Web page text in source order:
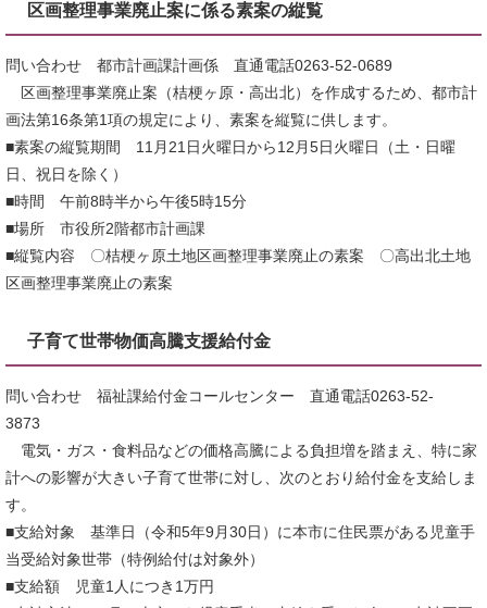
区画整理事業廃止案に係る素案の縦覧
問い合わせ 都市計画課計画係 直通電話0263-52-0689
区画整理事業廃止案（桔梗ヶ原・高出北）を作成するため、都市計
画法第16条第1項の規定により、素案を縦覧に供します。
■素案の縦覧期間 11月21日火曜日から12月5日火曜日（土・日曜
日、祝日を除く）
■時間 午前8時半から午後5時15分
■場所 市役所2階都市計画課
■縦覧内容 〇桔梗ヶ原土地区画整理事業廃止の素案 〇高出北土地
区画整理事業廃止の素案
子育て世帯物価高騰支援給付金
問い合わせ 福祉課給付金コールセンター 直通電話0263-52-
3873
電気・ガス・食料品などの価格高騰による負担増を踏まえ、特に家
計への影響が大きい子育て世帯に対し、次のとおり給付金を支給しま
す。
■支給対象 基準日（令和5年9月30日）に本市に住民票がある児童手
当受給対象世帯（特例給付は対象外）
■支給額 児童1人につき1万円